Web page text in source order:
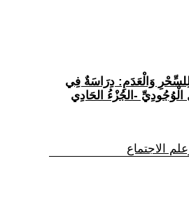
لِلسِّحْرِ وَالْعَدَمِ: دِرَاسَةٌ فِي
الْوُجُودِيِّ -الجُزْءُ الحَادِي
الاجتماع